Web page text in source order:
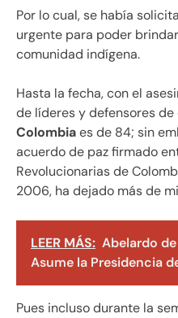
Por lo cual, se había
urgente para poder
comunidad indígena.
Hasta la fecha, con el
de líderes y defensores
Colombiaes de 84; sin
acuerdo de paz firmado
Revolucionarias de
2006, ha dejado más de
LEER MÁS: Abelardo
Asume la Presidencia
Pues incluso durante la